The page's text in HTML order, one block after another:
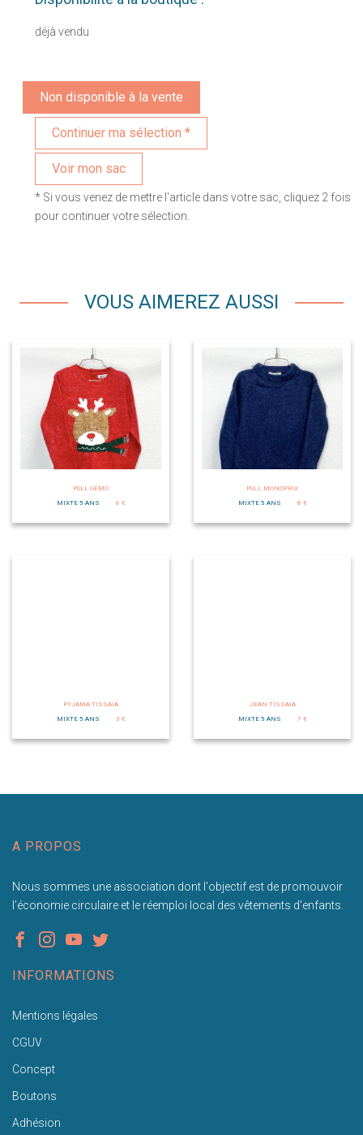
déjà vendu
Non disponible à la vente
Voir mon sac
* Si vous venez de mettre l'article dans votre sac, cliquez 2 fois
pour continuer votre sélection.
VOUS AIMEREZ AUSSI
PULL GEMO
MIXTE 5 ANS
6 €
PULL MONOPRIX
MIXTE 5 ANS
8 €
PYJAMA TISSAIA
MIXTE 5 ANS
3 €
JEAN TISSAIA
MIXTE 5 ANS
7 €
A PROPOS
Nous sommes une association dont l'objectif est de promouvoir
l'économie circulaire et le réemploi local des vêtements d'enfants.
INFORMATIONS
Mentions légales
CGUV
Concept
Boutons
Adhésion